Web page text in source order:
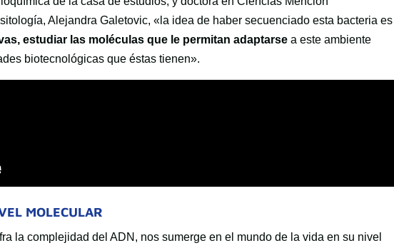
Alejandra Galetovic, «la idea de haber secuenciado esta bacteria es
estudiar las moléculas que le permitan adaptarse a este ambiente
biotecnológicas que éstas tienen».
MOLECULAR
la complejidad del ADN, nos sumerge en el mundo de la vida en su nivel